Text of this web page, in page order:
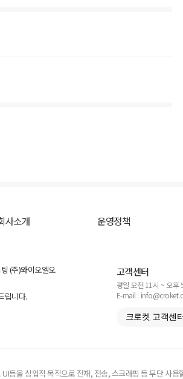
사소개 운영정책
(주)와이오엘오
립니다.
고객센터
평일 오전 11시 ~ 오후
E-mail :
크로켓 고객센
등을 상업적 목적으로 전재, 전송, 스크래핑 등 무단 사용